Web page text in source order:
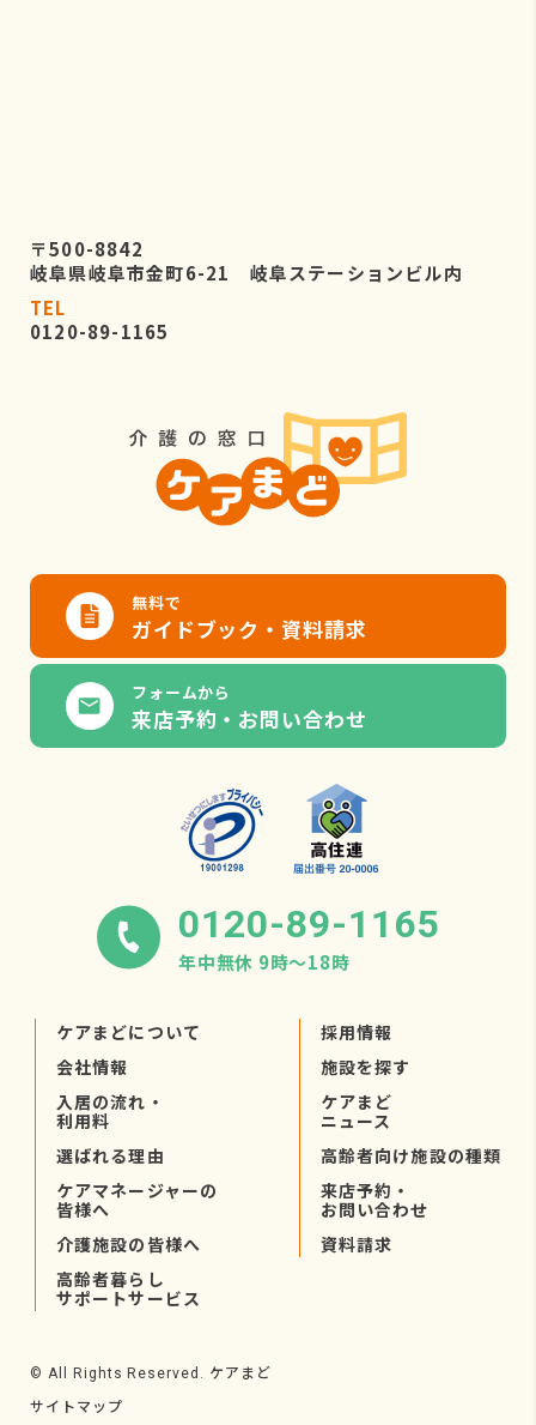
〒500-8842
岐阜県岐阜市金町6-21 岐阜ステーションビル内
TEL
0120-89-1165
無料で
ガイドブック・資料請求
フォームから
来店予約・お問い合わせ
0120-89-1165
年中無休 9時〜18時
ケアまどについて
会社情報
入居の流れ・
利用料
選ばれる理由
ケアマネージャーの
皆様へ
介護施設の皆様へ
高齢者暮らし
サポートサービス
採用情報
施設を探す
ケアまど
ニュース
高齢者向け施設の種類
来店予約・
お問い合わせ
資料請求
© All Rights Reserved. ケアまど
サイトマップ